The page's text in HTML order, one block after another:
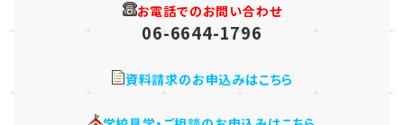
お電話でのお問い合わせ
06-6644-1796
資料請求のお申込みはこちら